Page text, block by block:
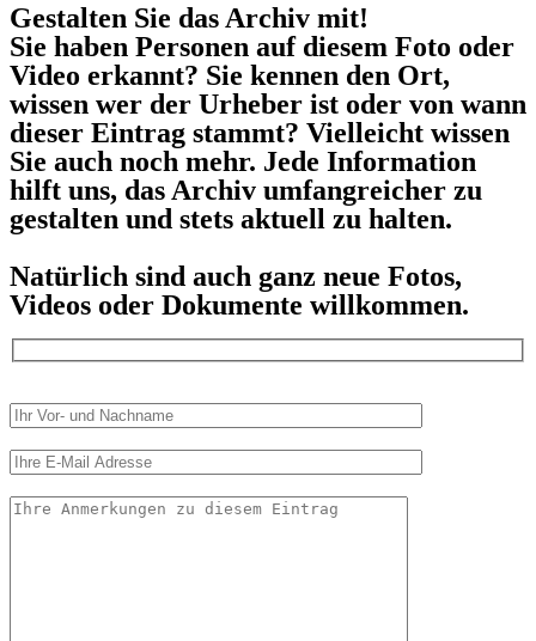
Gestalten Sie das Archiv mit!
Sie haben Personen auf diesem Foto oder
Video erkannt? Sie kennen den Ort,
wissen wer der Urheber ist oder von wann
dieser Eintrag stammt? Vielleicht wissen
Sie auch noch mehr. Jede Information
hilft uns, das Archiv umfangreicher zu
gestalten und stets aktuell zu halten.
Natürlich sind auch ganz neue Fotos,
Videos oder Dokumente willkommen.